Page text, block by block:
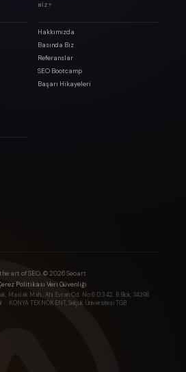
BIZ?
Hakkımızda
Basında Biz
Referanslar
SEO Bootcamp
Başarı Hikayeleri
art of SEO. ©2026Seoart
Politikası·Veri Güvenliği
Maslak Mah., Ahi Evran Cd. No:6 D:3 42, B Blok, 34398
· KONYA TEKNOKENT, Selçuk Üniversitesi TGB